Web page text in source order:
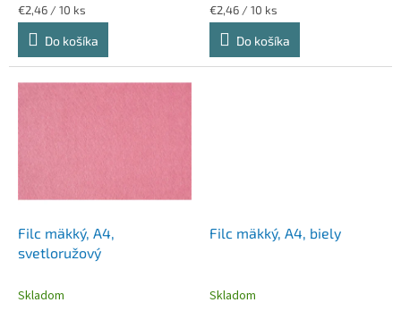
Jednotková
cena:
€2,46 / 10 ks
Do košíka
Jednotková
cena:
€2,46 / 10 ks
Do košíka
Filc mäkký, A4,
svetloružový
Skladom
Filc mäkký, A4, biely
Skladom